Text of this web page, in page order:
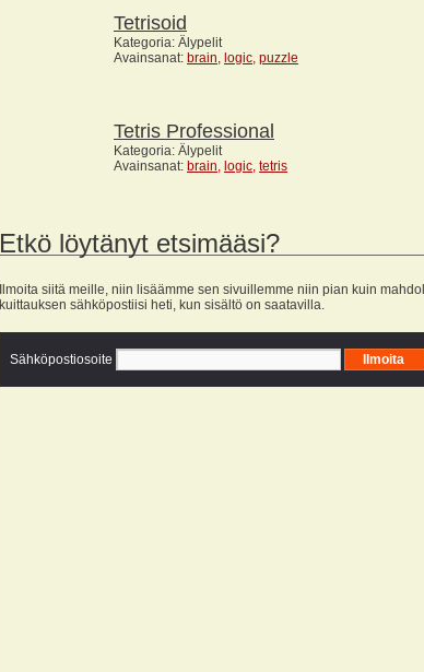
Tetrisoid
Kategoria: Älypelit
Avainsanat: brain, logic, puzzle
Tetris Professional
Kategoria: Älypelit
Avainsanat: brain, logic, tetris
Etkö löytänyt etsimääsi?
Ilmoita siitä meille, niin lisäämme sen sivuillemme niin pian kuin
kuittauksen sähköpostiisi heti, kun sisältö on saatavilla.
Sähköpostiosoite